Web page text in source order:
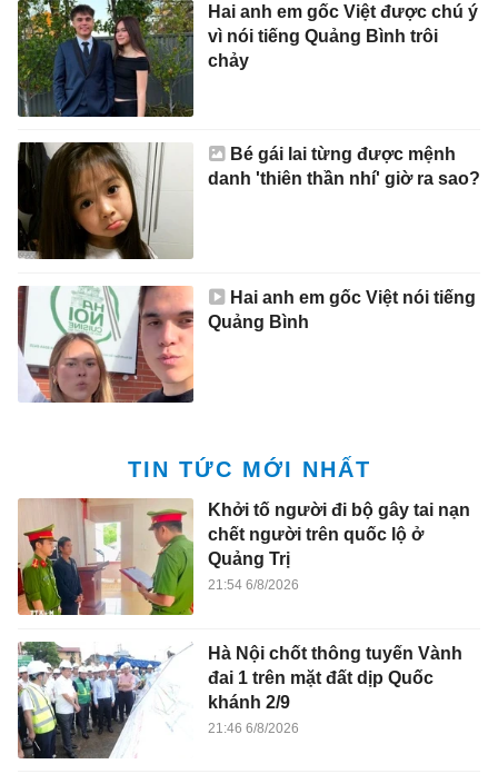
Hai anh em gốc Việt được chú ý
vì nói tiếng Quảng Bình trôi
chảy
Bé gái lai từng được mệnh
danh 'thiên thần nhí' giờ ra sao?
Hai anh em gốc Việt nói tiếng
Quảng Bình
TIN TỨC MỚI NHẤT
Khởi tố người đi bộ gây tai nạn
chết người trên quốc lộ ở
Quảng Trị
21:54 6/8/2026
Hà Nội chốt thông tuyến Vành
đai 1 trên mặt đất dịp Quốc
khánh 2/9
21:46 6/8/2026